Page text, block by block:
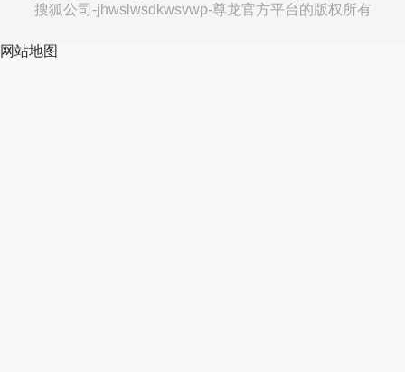
搜狐公司-jhwslwsdkwsvwp-尊龙官方平台的版权所有
网站地图